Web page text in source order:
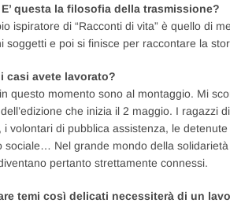
questa la filosofia della trasmissione?
ispiratore di “Racconti di vita” è quello di
soggetti e poi si finisce per raccontare la
casi avete lavorato?
questo momento sono al montaggio. Mi
che inizia il 2 maggio. I ragazzi
i volontari di pubblica assistenza, le
sociale… Nel grande mondo della
pertanto strettamente connessi.
temi così delicati necessiterà di un